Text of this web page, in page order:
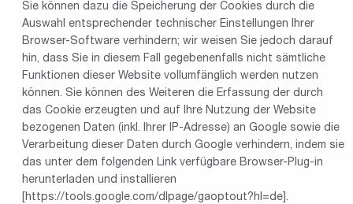
Sie können dazu die Speicherung der Cookies durch die
Auswahl entsprechender technischer Einstellungen Ihrer
Browser-Software verhindern; wir weisen Sie jedoch darauf
hin, dass Sie in diesem Fall gegebenenfalls nicht sämtliche
Funktionen dieser Website vollumfänglich werden nutzen
können. Sie können des Weiteren die Erfassung der durch
das Cookie erzeugten und auf Ihre Nutzung der Website
bezogenen Daten (inkl. Ihrer IP-Adresse) an Google sowie die
Verarbeitung dieser Daten durch Google verhindern, indem sie
das unter dem folgenden Link verfügbare Browser-Plug-in
herunterladen und installieren
https://tools.google.com/dlpage/gaoptout?hl=de].